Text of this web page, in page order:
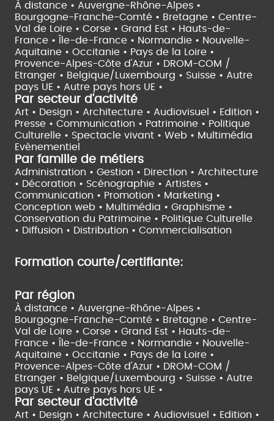
À distance • Auvergne-Rhône-Alpes •
Bourgogne-Franche-Comté • Bretagne • Centre-
Val de Loire • Corse • Grand Est • Hauts-de-
France •
Île-de-France • Normandie • Nouvelle-
Aquitaine • Occitanie • Pays de la Loire •
Provence-Alpes-Côte d'Azur • DROM-COM /
Etranger • Belgique/Luxembourg • Suisse • Autre
pays UE • Autre pays hors UE •
Par secteur d'activité
Art • Design • Architecture • Audiovisuel • Edition •
Presse • Communication • Patrimoine • Politique
Culturelle • Spectacle vivant • Web • Multimédia
Evènementiel
Par famille de métiers
Administration • Gestion • Direction • Architecture
• Décoration • Scénographie • Artistes •
Communication • Promotion • Marketing •
Conception web • Multimédia • Graphisme •
Conservation du Patrimoine • Politique Culturelle
• Diffusion • Distribution • Commercialisation
Formation courte/certifiante:
Par région
À distance • Auvergne-Rhône-Alpes •
Bourgogne-Franche-Comté • Bretagne • Centre-
Val de Loire • Corse • Grand Est • Hauts-de-
France •
Île-de-France • Normandie • Nouvelle-
Aquitaine • Occitanie • Pays de la Loire •
Provence-Alpes-Côte d'Azur • DROM-COM /
Etranger • Belgique/Luxembourg • Suisse • Autre
pays UE • Autre pays hors UE •
Par secteur d'activité
Art • Design • Architecture • Audiovisuel • Edition •